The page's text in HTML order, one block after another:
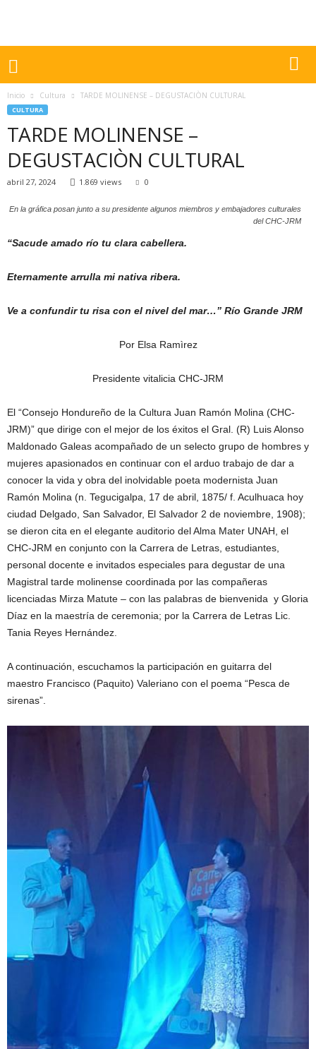
Inicio Cultura TARDE MOLINENSE – DEGUSTACIÒN CULTURAL
CULTURA
TARDE MOLINENSE –
DEGUSTACIÒN CULTURAL
abril 27, 2024 1.869 views 0
En la gráfica posan junto a su presidente algunos miembros y embajadores culturales
del CHC-JRM
“Sacude amado río tu clara cabellera.
Eternamente arrulla mi nativa ribera.
Ve a confundir tu risa con el nivel del mar…” Río Grande JRM
Por Elsa Ramìrez
Presidente vitalicia CHC-JRM
El “Consejo Hondureño de la Cultura Juan Ramón Molina (CHC-
JRM)” que dirige con el mejor de los éxitos el Gral. (R) Luis Alonso
Maldonado Galeas acompañado de un selecto grupo de hombres y
mujeres apasionados en continuar con el arduo trabajo de dar a
conocer la vida y obra del inolvidable poeta modernista Juan
Ramón Molina (n. Tegucigalpa, 17 de abril, 1875/ f. Aculhuaca hoy
ciudad Delgado, San Salvador, El Salvador 2 de noviembre, 1908);
se dieron cita en el elegante auditorio del Alma Mater UNAH, el
CHC-JRM en conjunto con la Carrera de Letras, estudiantes,
personal docente e invitados especiales para degustar de una
Magistral tarde molinense coordinada por las compañeras
licenciadas Mirza Matute – con las palabras de bienvenida y Gloria
Díaz en la maestría de ceremonia; por la Carrera de Letras Lic.
Tania Reyes Hernández.
A continuación, escuchamos la participación en guitarra del
maestro Francisco (Paquito) Valeriano con el poema “Pesca de
sirenas”.